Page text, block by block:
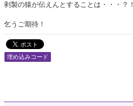
剥製の猿が伝えんとすることは・・・？！
乞うご期待！
埋め込みコード